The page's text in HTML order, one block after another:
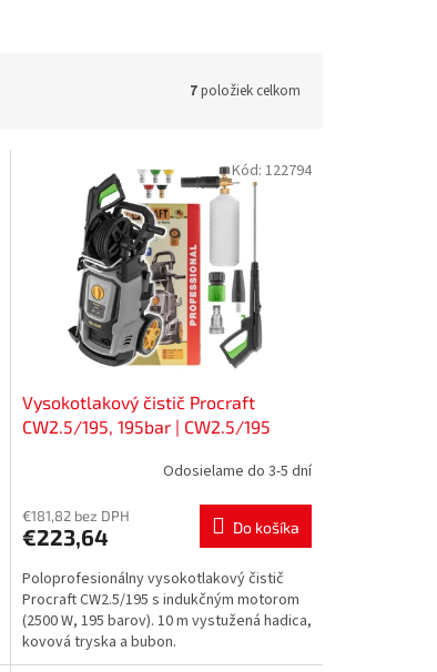
7položiek celkom
Vysokotlakový čistič Procraft
CW2.5/195, 195bar | CW2.5/195
Odosielame do 3-5 dní
€181,82 bez DPH
€223,64 Do košíka
Poloprofesionálny vysokotlakový čistič
Procraft CW2.5/195 s indukčným motorom
(2500 W, 195 barov). 10 m vystužená hadica,
kovová tryska a bubon.
Kód: 122794